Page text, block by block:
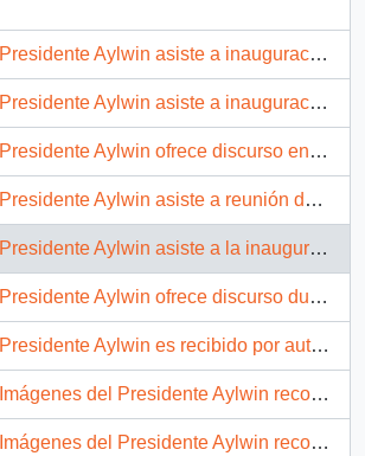
Presidente Aylwin asiste a inauguración Central Hidroeléctrica El Alfalfal : video
Presidente Aylwin asiste a inauguración de la ampliación Hospital Dr. Gustavo Fricke de Viña del Mar : video
Presidente Aylwin ofrece discurso en Seminario de la CUT : video
Presidente Aylwin asiste a reunión de la Sociedad de Fomento Fabril (SOFOFA) : video
Presidente Aylwin asiste a la inauguración del 4° Congreso Nacional Demócrata Cristiano : video
Presidente Aylwin ofrece discurso durante reunión de la Sociedad de Fomento Fabril (SOFOFA) : video
Presidente Aylwin es recibido por autoridades de la VII Región : video
Imágenes del Presidente Aylwin recorriendo las calles de Linares : video
Imágenes del Presidente Aylwin recorriendo las Linares : video